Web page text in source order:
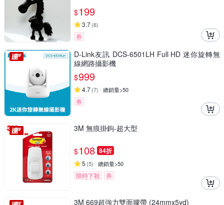
$199
3.7(6)
券
D-Link友訊 DCS-6501LH Full HD 迷你旋轉無
線網路攝影機
$999
4.7(7) 總銷量>50
券
3M 無痕掛鉤-超大型
$108 84折
5 (5) 總銷量>50
限時下殺 券
3M 669超強力雙面膠帶 (24mmx5yd)